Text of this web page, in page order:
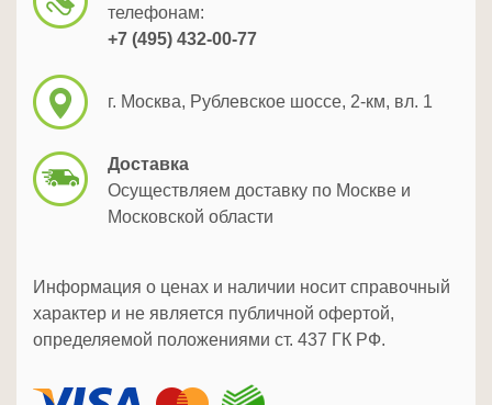
телефонам:
+7 (495) 432-00-77
г. Москва, Рублевское шоссе, 2-км, вл. 1
Доставка
Осуществляем доставку по Москве и
Московской области
Информация о ценах и наличии носит справочный
характер и не является публичной офертой,
определяемой положениями ст. 437 ГК РФ.